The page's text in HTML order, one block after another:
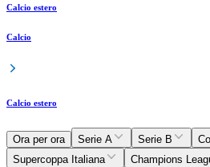
Calcio estero
Calcio
Calcio estero
Ora per ora Serie A Serie B
Supercoppa Italiana
Champions